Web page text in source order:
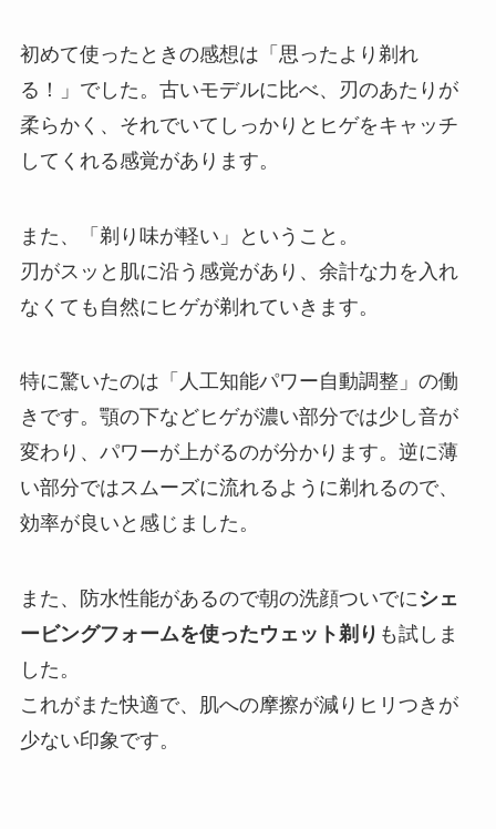
初めて使ったときの感想は「思ったより剃れ
る！」でした。古いモデルに比べ、刃のあたりが
柔らかく、それでいてしっかりとヒゲをキャッチ
してくれる感覚があります。
また、「剃り味が軽い」ということ。
刃がスッと肌に沿う感覚があり、余計な力を入れ
なくても自然にヒゲが剃れていきます。
特に驚いたのは「人工知能パワー自動調整」の働
きです。顎の下などヒゲが濃い部分では少し音が
変わり、パワーが上がるのが分かります。逆に薄
い部分ではスムーズに流れるように剃れるので、
効率が良いと感じました。
また、防水性能があるので朝の洗顔ついでにシェ
ービングフォームを使ったウェット剃り も試しま
した。
これがまた快適で、肌への摩擦が減りヒリつきが
少ない印象です。